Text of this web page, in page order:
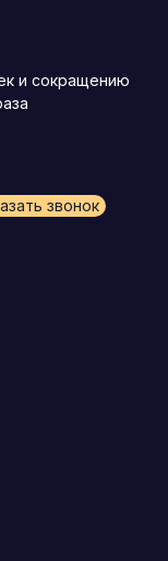
и сокращению
звонок